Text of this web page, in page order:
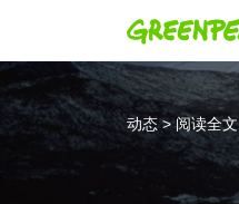
动态 > 阅读全文